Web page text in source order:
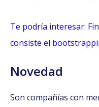
Te podría interesar:
consiste el
Novedad
Son compañías con